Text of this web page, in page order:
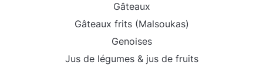
Gâteaux
Gâteaux frits (Malsoukas)
Genoises
Jus de légumes & jus de fruits